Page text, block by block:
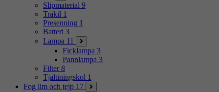
Slipmaterial 9
Träkil 1
Presenning 1
Batteri 3
Lampa 11
Ficklampa 3
Pannlampa 3
Filter 8
Tjältiningskol 1
Fog lim och tejp 17